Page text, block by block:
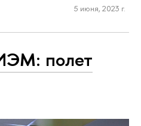
5 июня, 2023 г.
полет